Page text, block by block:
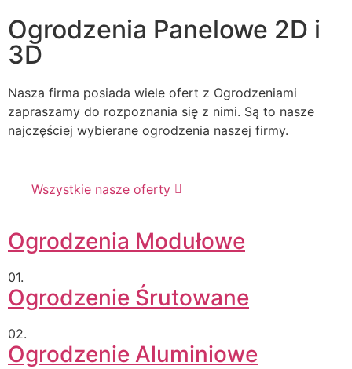
Ogrodzenia Panelowe 2D i
3D
Nasza firma posiada wiele ofert z Ogrodzeniami
zapraszamy do rozpoznania się z nimi. Są to nasze
najczęściej wybierane ogrodzenia naszej firmy.
Wszystkie nasze oferty
Ogrodzenia Modułowe
01.
Ogrodzenie Śrutowane
02.
Ogrodzenie Aluminiowe